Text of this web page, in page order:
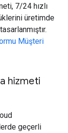
7/24 hızlı
üretimde
Müşteri
hizmeti
geçerli